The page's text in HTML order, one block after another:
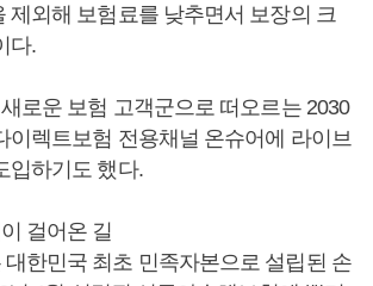
제외해 보험료를 낮추면서 보장의 크
다.
로운 보험 고객군으로 떠오르는 2030
이렉트보험 전용채널 온슈어에 라이브
입하기도 했다.
걸어온 길
한민국 최초 민족자본으로 설립된 손